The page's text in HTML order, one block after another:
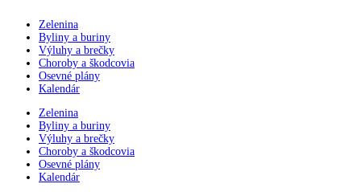
Zelenina
Byliny a buriny
Výluhy a brečky
Choroby a škodcovia
Osevné plány
Kalendár
Zelenina
Byliny a buriny
Výluhy a brečky
Choroby a škodcovia
Osevné plány
Kalendár